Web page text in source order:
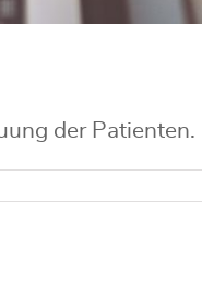
der Patienten.